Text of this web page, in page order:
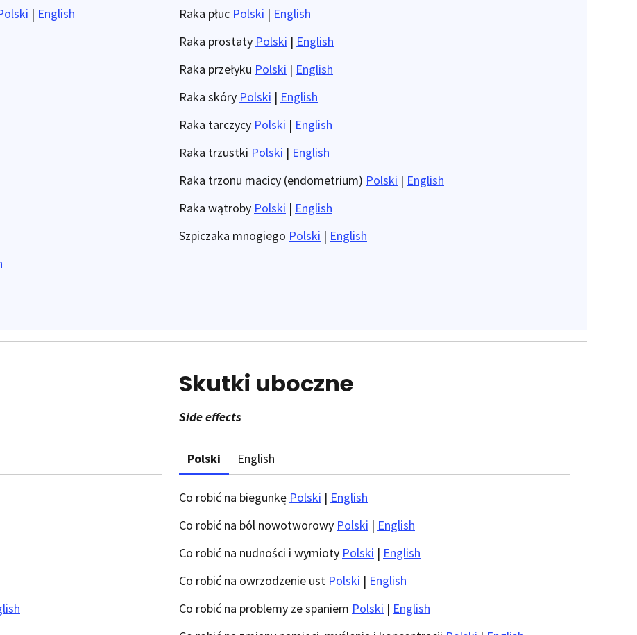
| English
Raka płuc Polski | English
Raka prostaty Polski | English
Raka przełyku Polski | English
Raka skóry Polski | English
Raka tarczycy Polski | English
Raka trzustki Polski | English
Raka trzonu macicy (endometrium) Polski | English
Raka wątroby Polski | English
Szpiczaka mnogiego Polski | English
Skutki uboczne
Side effects
Polski English
Co robić na biegunkę Polski | English
Co robić na ból nowotworowy Polski | English
Co robić na nudności i wymioty Polski | English
Co robić na owrzodzenie ust Polski | English
Co robić na problemy ze spaniem Polski | English